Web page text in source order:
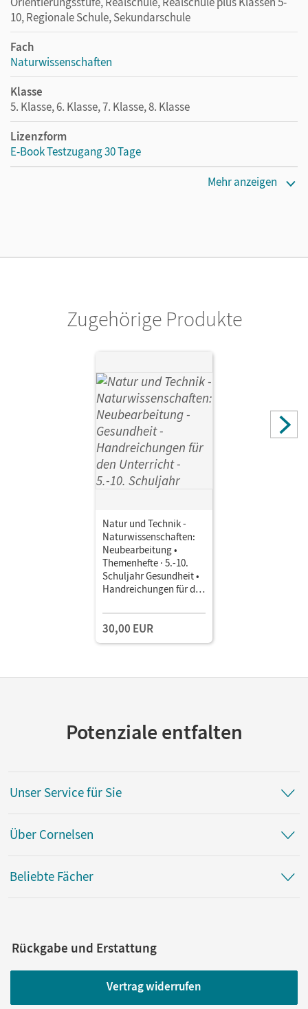
10, Regionale Schule, Sekundarschule
Fach
Naturwissenschaften
Klasse
5. Klasse, 6. Klasse, 7. Klasse, 8. Klasse
Lizenzform
E-Book Testzugang 30 Tage
Mehr anzeigen
Zugehörige Produkte
Natur und Technik -
Naturwissenschaften:
Neubearbeitung •
Themenhefte · 5.-10.
Schuljahr Gesundheit •
Handreichungen für den
Kopiervorlagen
30,00 EUR
Potenziale entfalten
Unser Service für Sie
Über Cornelsen
Beliebte Fächer
Rückgabe und Erstattung
Vertrag widerrufen